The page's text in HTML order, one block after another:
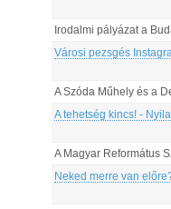
Irodalmi pályázat a
Városi pezsgés
A Szóda Műhely és a
A tehetség kincs! -
A Magyar Református
Neked merre van